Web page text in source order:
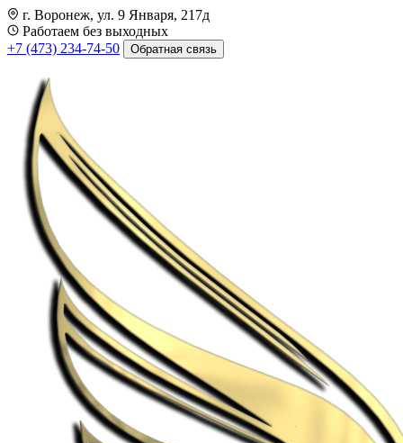
г. Воронеж, ул. 9 Января, 217д
Работаем без выходных
+7 (473) 234-74-50
Обратная связь